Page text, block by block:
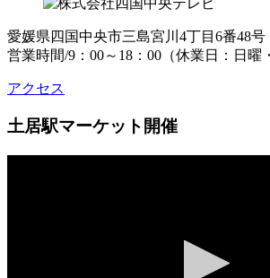
愛媛県四国中央市三島宮川4丁目6番48号
営業時間/9：00～18：00（休業日：日曜
アクセス
土居駅マーケット開催